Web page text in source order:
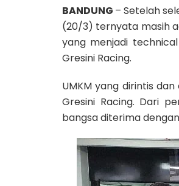
BANDUNG – Setelah
(20/3) ternyata masih
yang menjadi
Gresini Racing.
UMKM yang dirintis
Gresini Racing. Dari
bangsa diterima